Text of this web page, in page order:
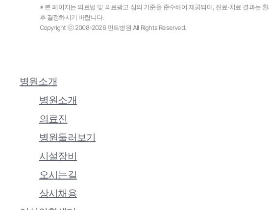
※ 본 페이지는 의료법 및 의료광고 심의 기준을 준수하여 제공되며, 진료·치료 결과는
후 결정하시기 바랍니다.
Copyright ⓒ 2008-2026 민트병원 All Rights Reserved.
병원소개
병원소개
의료진
병원둘러보기
시설장비
오시는길
상시채용